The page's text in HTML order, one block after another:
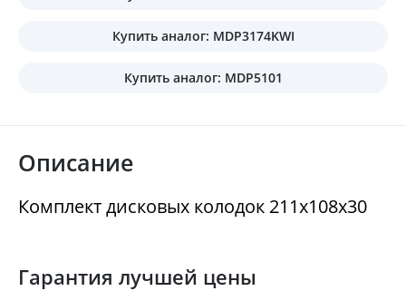
Купить аналог: MDP3174KWI
Купить аналог: MDP5101
Описание
Комплект дисковых колодок 211x108x30
Гарантия лучшей цены